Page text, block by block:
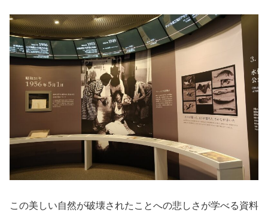
この美しい自然が破壊されたことへの悲しさが学べる資料